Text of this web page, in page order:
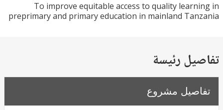
To improve equitable access to quality
preprimary and primary education in mainland
رئيسة
مشروع